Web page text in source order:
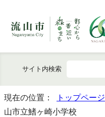
サイト内検索
現在の位置： トップページ
山市立鰭ヶ崎小学校